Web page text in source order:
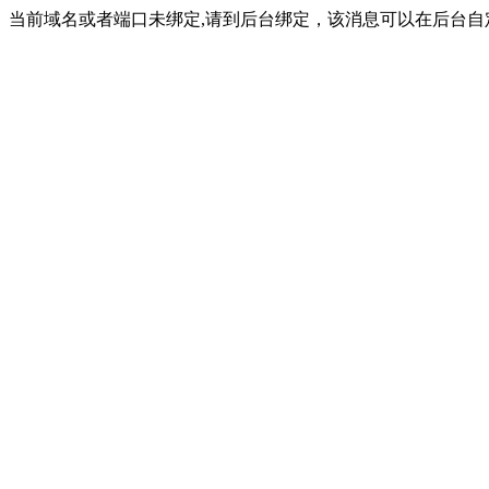
当前域名或者端口未绑定,请到后台绑定，该消息可以在后台自